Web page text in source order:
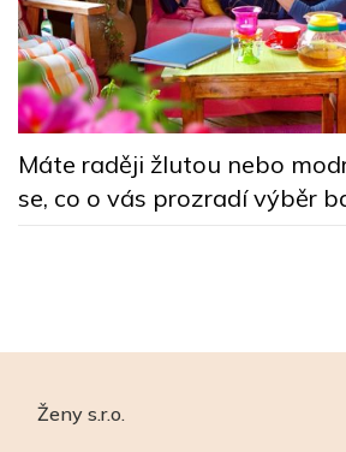
Máte raději žlutou nebo
se, co o vás prozradí výběr
Ženy s.r.o.